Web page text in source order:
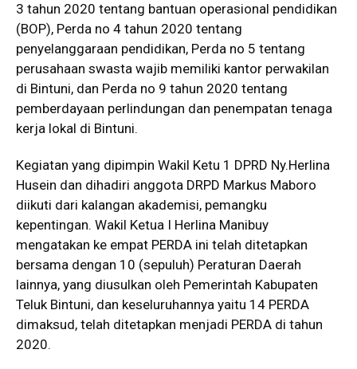
3 tahun 2020 tentang bantuan operasional pendidikan
(BOP), Perda no 4 tahun 2020 tentang
penyelanggaraan pendidikan, Perda no 5 tentang
perusahaan swasta wajib memiliki kantor perwakilan
di Bintuni, dan Perda no 9 tahun 2020 tentang
pemberdayaan perlindungan dan penempatan tenaga
kerja lokal di Bintuni.
Kegiatan yang dipimpin Wakil Ketu 1 DPRD Ny.Herlina
Husein dan dihadiri anggota DRPD Markus Maboro
diikuti dari kalangan akademisi, pemangku
kepentingan. Wakil Ketua I Herlina Manibuy
mengatakan ke empat PERDA ini telah ditetapkan
bersama dengan 10 (sepuluh) Peraturan Daerah
lainnya, yang diusulkan oleh Pemerintah Kabupaten
Teluk Bintuni, dan keseluruhannya yaitu 14 PERDA
dimaksud, telah ditetapkan menjadi PERDA di tahun
2020.